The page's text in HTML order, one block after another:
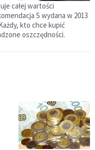
całej wartości
S wydana w 2013
kto chce kupić
oszczędności.